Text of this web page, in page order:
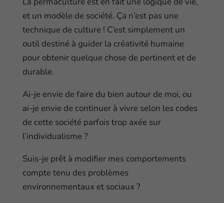
et un modèle de société. Ça n’est pas une
technique de culture ! C’est simplement un
outil destiné à guider la créativité humaine
pour obtenir quelque chose de pertinent et de
durable.
Ai-je envie de faire du bien autour de moi, ou
ai-je envie de continuer à vivre selon les codes
de cette société parfois trop axée sur
l’individualisme ?
Suis-je prêt à modifier mes comportements
compte tenu des problèmes
environnementaux et sociaux ?